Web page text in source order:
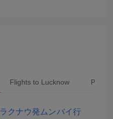
Flights to Lucknow
ラクナウ発ムンバイ行